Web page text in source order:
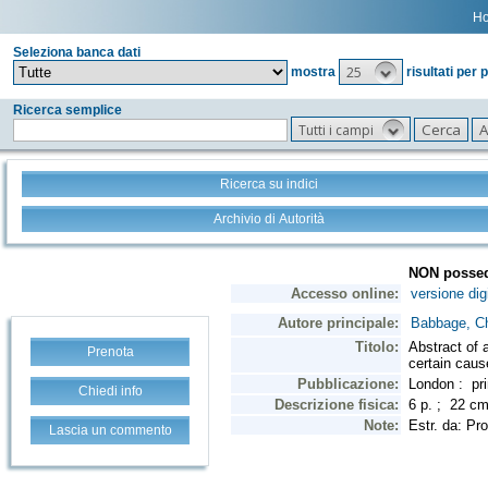
Seleziona banca dati
mostra
25 risultati per
Ricerca semplice
Tutti i campi
Ricerca su indici
Archivio di Autorità
Prenota
Chiedi info
Lascia un commento